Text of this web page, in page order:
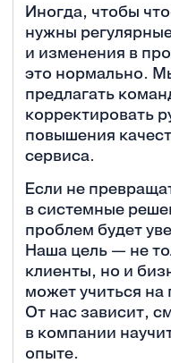
Иногда, чтобы
нужны
и изменения в
это нормально.
предлагать
корректировать
повышения
сервиса.
Если не
в системные
проблем будет
Наша цель — не
клиенты, но и
может учиться на
От нас зависит,
в компании
опыте.